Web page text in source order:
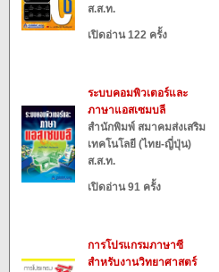
ส.ส.ท.
เปิดอ่าน 122 ครั้ง
ระบบคอมพิวเตอร์และ
ภาษาแอสเซมบลี
สำนักพิมพ์ สมาคมส่งเสริม
เทคโนโลยี (ไทย-ญี่ปุ่น)
ส.ส.ท.
เปิดอ่าน 91 ครั้ง
การโปรแกรมภาษาซี
สำหรับงานวิทยาศาสตร์